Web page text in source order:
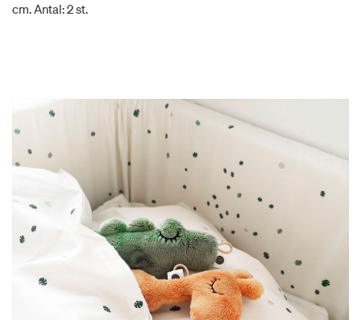
cm. Antal: 2 st.